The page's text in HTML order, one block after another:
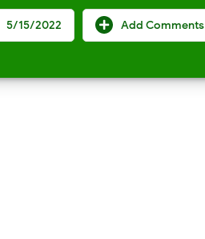
Add Comments
5/15/2022